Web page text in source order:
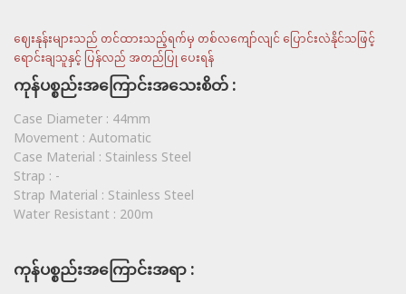
ဈေးနုန်းများသည် တင်ထားသည့်ရက်မှ တစ်လကျော်လျင် ပြောင်းလဲနိုင်သဖြင့်
ရောင်းချသူနှင့် ပြန်လည် အတည်ပြု ပေးရန်
ကုန်ပစ္စည်းအကြောင်းအသေးစိတ် :
Case Diameter :44mm
Movement :Automatic
Case Material :Stainless Steel
Strap :-
Strap Material :Stainless Steel
Water Resistant :200m
ကုန်ပစ္စည်းအကြောင်းအရာ :